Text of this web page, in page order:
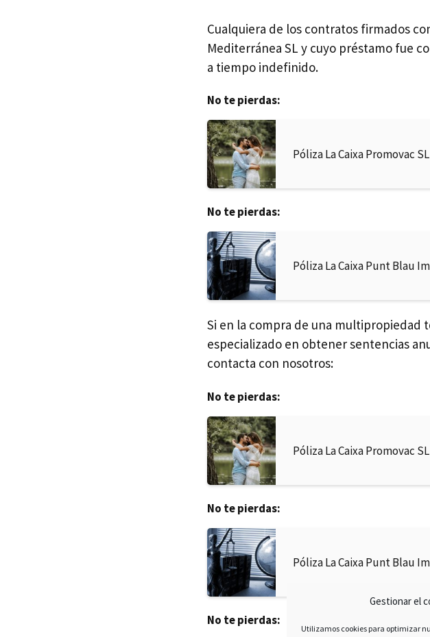
Gestionar el
Utilizamos cookies para optimizar
Cualquiera de los contratos firmados
Mediterránea SL y cuyo préstamo fue
a tiempo indefinido.
No te pierdas:
Póliza La Caixa Promovac SL
No te pierdas:
Póliza La Caixa Punt Blau
Si en la compra de una multipropiedad
especializado en obtener sentencias
contacta con nosotros:
No te pierdas:
Póliza La Caixa Promovac SL
No te pierdas:
Póliza La Caixa Punt Blau
No te pierdas: